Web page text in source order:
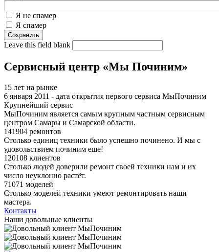
Я не спамер
Я спамер
Leave this field blank
Сервисный центр «Мы Починим»
15 лет на рынке
6 января 2011 - дата открытия первого сервиса МыПочиним
Крупнейший сервис
МыПочиним является самым крупным частным сервисным
центром Самары и Самарской области.
141904 ремонтов
Столько единиц техники было успешно починено. И мы с
удовольствием починим еще!
120108 клиентов
Столько людей доверили ремонт своей техники нам и их
число неуклонно растёт.
71071 моделей
Столько моделей техники умеют ремонтировать наши
мастера.
Контакты
Наши довольные клиенты